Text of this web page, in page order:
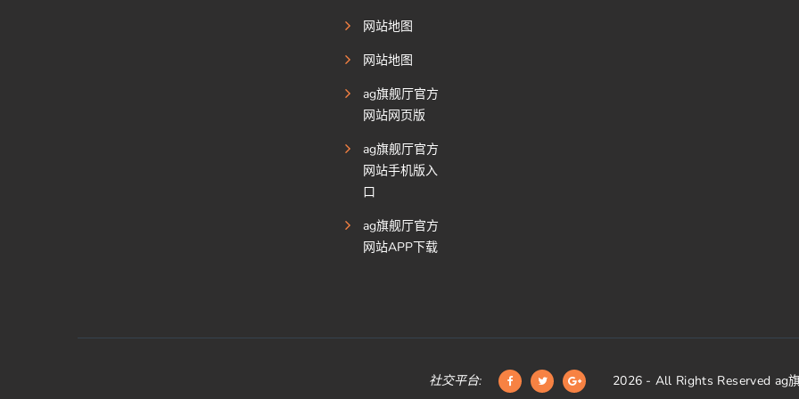
网站地图
网站地图
ag旗舰厅官方
网站网页版
ag旗舰厅官方
网站手机版入
口
ag旗舰厅官方
网站APP下载
社交平台: 2026 - All Rights Reserved ag